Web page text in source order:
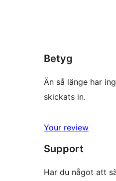
Betyg
Än så länge har
skickats in.
Your review
Support
Har du något att